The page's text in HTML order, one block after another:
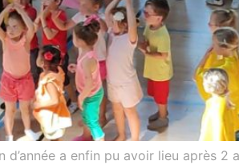
a enfin pu avoir lieu après 2